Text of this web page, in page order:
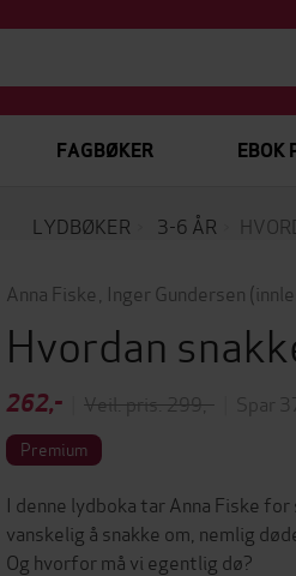
FAGBØKER EBOK
LYDBØKER 3-6 ÅR
Anna Fiske Inger Gundersen
Hvordan
262,- Veil. pris: 299,- Spar
Premium
I denne lydboka tar Anna Fiske
vanskelig å snakke om, nemlig
Og hvorfor må vi egentlig dø?